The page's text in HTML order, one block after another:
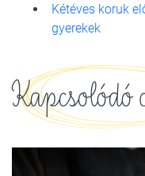
Kétéves koruk
gyerekek
Kapcsolódó